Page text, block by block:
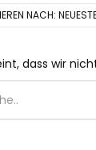
NACH:
dass wir